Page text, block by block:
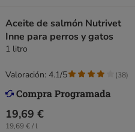
Aceite de salmón Nutrivet
Inne para perros y gatos
1 litro
19,69 €
19,69 € / l
Valoración: 4.1/5 (38)